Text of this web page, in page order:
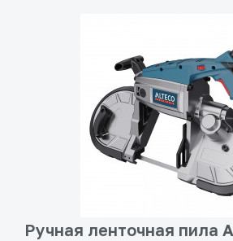
Ручная ленточная пила